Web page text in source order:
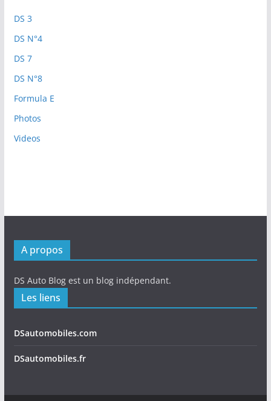
DS 3
DS N°4
DS 7
DS N°8
Formula E
Photos
Videos
A propos
DS Auto Blog est un blog indépendant.
Les liens
DSautomobiles.com
DSautomobiles.fr